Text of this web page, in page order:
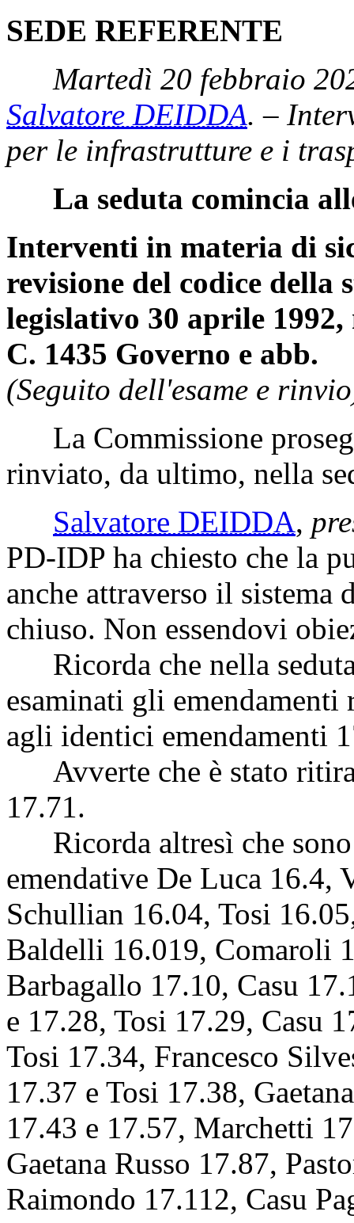
SEDE REFERENTE
Martedì 20 febbraio
Salvatore DEIDDA. –
per le infrastrutture e i
La seduta comincia
Interventi in materia di
revisione del codice della
legislativo 30 aprile 1992,
C. 1435 Governo e abb.
(Seguito dell'esame e
La Commissione
rinviato, da ultimo, nella
Salvatore DEIDDA,
PD-IDP ha chiesto che la
anche attraverso il
chiuso. Non essendovi
Ricorda che nella
esaminati gli
agli identici emendamenti
Avverte che è stato
17.71.
Ricorda altresì che sono
emendative De Luca
Schullian 16.04, Tosi
Baldelli 16.019, Comaroli
Barbagallo 17.10, Casu
e 17.28, Tosi 17.29, Casu
Tosi 17.34, Francesco
17.37 e Tosi 17.38,
17.43 e 17.57, Marchetti
Gaetana Russo 17.87,
Raimondo 17.112, Casu